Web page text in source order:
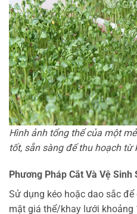
Hình ảnh tổng thể của một
tốt, sẵn sàng để thu hoạch từ
Phương Pháp Cắt Và Vệ Sinh
Sử dụng kéo hoặc dao sắc
mặt giá thể/khay lưới khoảng